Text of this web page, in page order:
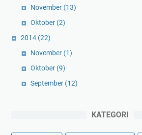
November (13)
Oktober (2)
2014 (22)
November (1)
Oktober (9)
September (12)
KATEGORI